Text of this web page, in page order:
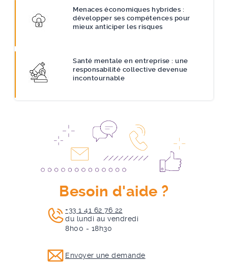
Menaces économiques hybrides :
développer ses compétences pour
mieux anticiper les risques
Santé mentale en entreprise : une
responsabilité collective devenue
incontournable
Besoin d'aide ?
+33 1 41 62 76 22
du lundi au vendredi
8h00 - 18h30
Envoyer une demande